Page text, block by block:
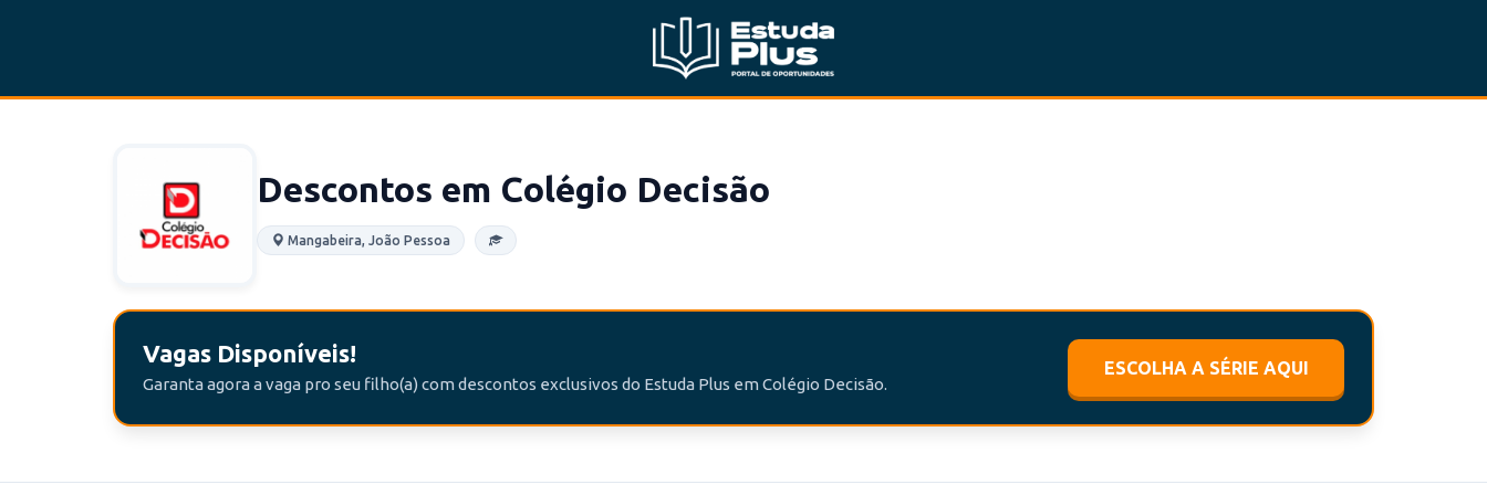
Descontos em Colégio Decisão
Mangabeira, João Pessoa
Vagas Disponíveis!
Garanta agora a vaga pro seu filho(a) com descontos exclusivos do Estuda Plus em Colégio Decisão.
ESCOLHA A SÉRIE AQUI